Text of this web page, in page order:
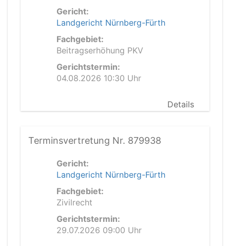
Gericht:
Landgericht Nürnberg-Fürth
Fachgebiet:
Beitragserhöhung PKV
Gerichtstermin:
04.08.2026 10:30 Uhr
Details
Terminsvertretung Nr. 879938
Gericht:
Landgericht Nürnberg-Fürth
Fachgebiet:
Zivilrecht
Gerichtstermin:
29.07.2026 09:00 Uhr